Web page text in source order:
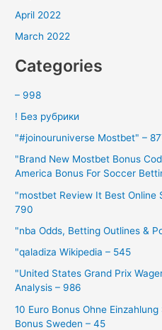
April 2022
March 2022
Categories
– 998
! Без рубрики
"#joinouruniverse Mostbet" –
"Brand New Mostbet Bonus
America Bonus For Soccer
"mostbet Review It Best Online
790
"nba Odds, Betting Outlines &
"qaladiza Wikipedia – 545
"United States Grand Prix
Analysis – 986
10 Euro Bonus Ohne
Bonus Sweden – 45